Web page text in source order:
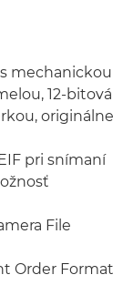
s mechanickou
12-bitová
originálne
pri snímaní
File
Order Format